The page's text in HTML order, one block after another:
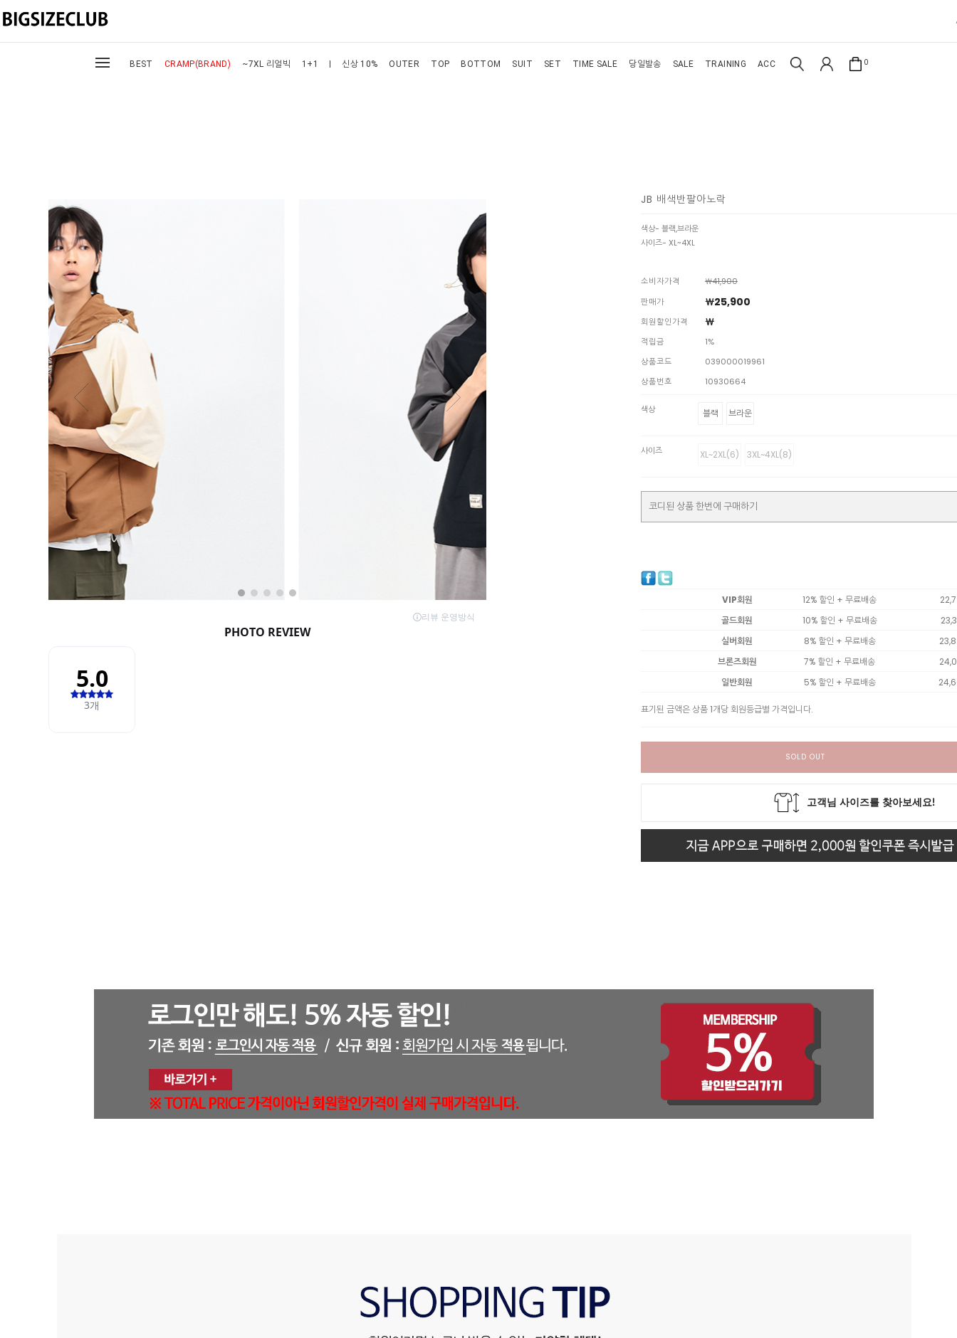
BEST CRAMP(BRAND) ~7XL 리얼빅 1+1 신상 10% OUTER TOP BOTTOM SUIT SET TIME SALE 당일발송 SALE TRAINING ACC 0
JB 배색반팔아노락
색상- 블랙,브라운
사이즈- XL~4XL
소비자가격
￦41,900
판매가
￦25,900
회원할인가격 ￦
적립금
1%
상품코드
039000019961
상품번호
10930664
색상 블랙 브라운
사이즈 XL~2XL(6) 3XL~4XL(8)
코디된 상품 한번에 구매하기
VIP회원 12% 할인 + 무료배송
골드회원
10% 할인 + 무료배송
실버회원
8% 할인 + 무료배송
브론즈회원
7% 할인 + 무료배송
일반회원
5% 할인 + 무료배송
표기된 금액은 상품 1개당 회원등급별 가격입니다.
SOLD OUT